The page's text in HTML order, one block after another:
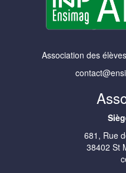
Association des
681, Rue
38402 St